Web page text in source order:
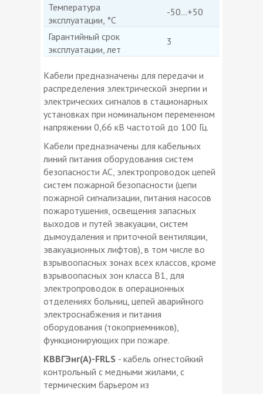
Температура
эксплуатации, °С
-50...+50
Гарантийный срок
эксплуатации, лет
3
Кабели предназначены для передачи и
распределения электрической энергии и
электрических сигналов в стационарных
установках при номинальном переменном
напряжении 0,66 кВ частотой до 100 Гц.
Кабели предназначены для кабельных
линий питания оборудования систем
безопасности АС, электропроводок цепей
систем пожарной безопасности (цепи
пожарной сигнализации, питания насосов
пожаротушения, освещения запасных
выходов и путей эвакуации, систем
дымоудаления и приточной вентиляции,
эвакуационных лифтов), в том числе во
взрывоопасных зонах всех классов, кроме
взрывоопасных зон класса В1, для
электропроводок в операционных
отделениях больниц, цепей аварийного
электроснабжения и питания
оборудования (токоприемников),
функционирующих при пожаре.
КВВГЭнг(А)-FRLS - кабель огнестойкий
контрольный с медными жилами, с
термическим барьером из